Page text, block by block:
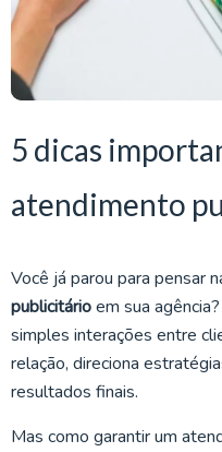
5 dicas
atendimento
Você já parou para pensar
publicitárioem sua
simples interações entre
relação, direciona
resultados finais.
Mas como garantir um